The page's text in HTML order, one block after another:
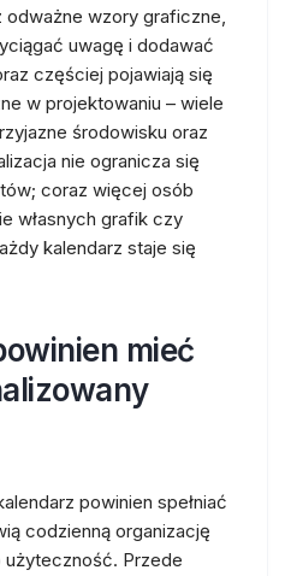
odważne wzory graficzne,
uwagę i dodawać
częściej pojawiają się
w projektowaniu – wiele
środowisku oraz
nie ogranicza się
coraz więcej osób
własnych grafik czy
kalendarz staje się
mieć
powinien spełniać
codzienną organizację
Przede